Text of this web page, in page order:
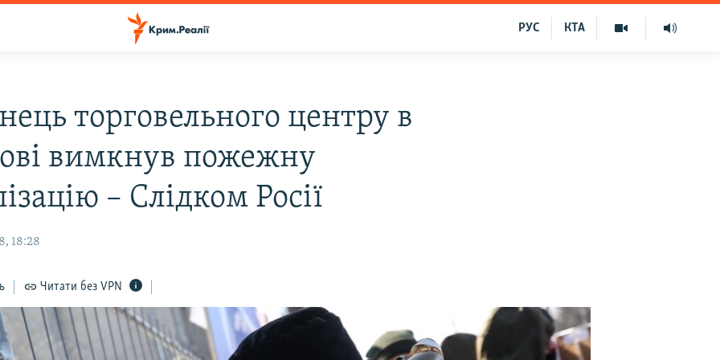
КТА
РУС
торговельного центру в
вимкнув пожежну
– Слідком Росії
18:28
Читати без VPN